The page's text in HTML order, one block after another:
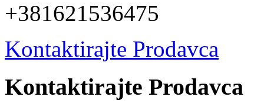
+381621536475
Kontaktirajte Prodavca
Kontaktirajte Prodavca